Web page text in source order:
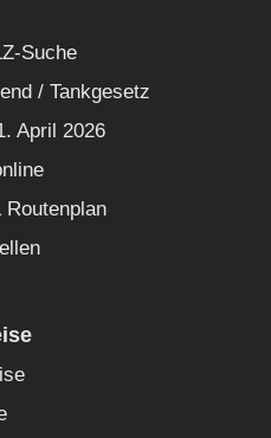
Suche
/ Tankgesetz
April 2026
Routenplan